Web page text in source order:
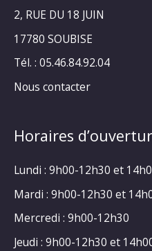
2, RUE DU 18 JUIN
17780 SOUBISE
Tél. : 05.46.84.92.04
Nous contacter
Horaires
Lundi : 9h00-12h30 et
Mardi : 9h00-12h30 et
Mercredi : 9h00-12h30
Jeudi : 9h00-12h30 et